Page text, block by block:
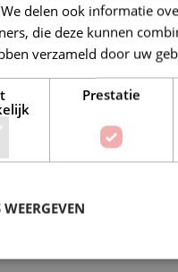
BESCHRIJVING
met een luxe
de vezelpropjes in het
delen ook informatie
die deze kunnen
verzameld door uw
Prestatie